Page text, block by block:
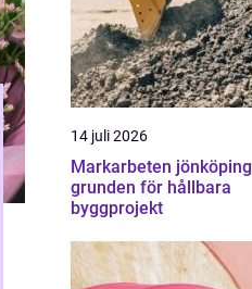
14 juli 2026
Markarbeten jönköping
grunden för hållbara
byggprojekt